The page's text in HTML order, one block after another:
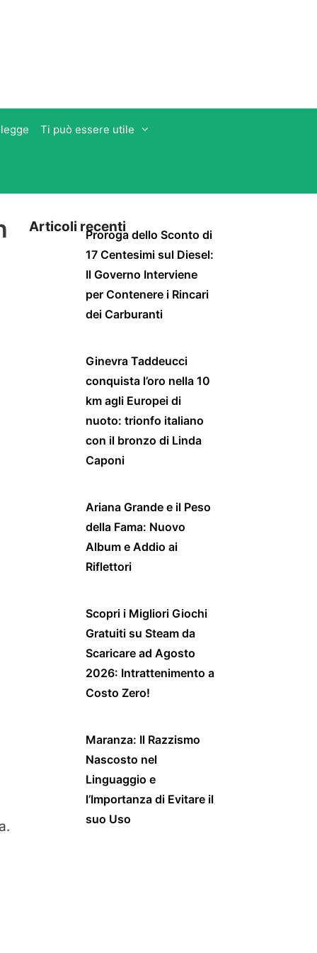
Ti può essere utile
Articoli recentiProroga dello Sconto di
17 Centesimi sul Diesel:
Il Governo Interviene
per Contenere i Rincari
dei Carburanti
Ginevra Taddeucci
conquista l’oro nella 10
km agli Europei di
nuoto: trionfo italiano
con il bronzo di Linda
Caponi
Ariana Grande e il Peso
della Fama: Nuovo
Album e Addio ai
Riflettori
Scopri i Migliori Giochi
Gratuiti su Steam da
Scaricare ad Agosto
2026: Intrattenimento a
Costo Zero!
Maranza: Il Razzismo
Nascosto nel
Linguaggio e
l’Importanza di Evitare il
suo Uso